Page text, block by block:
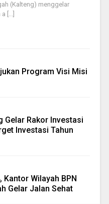
(Kalteng) menggelar
[...]
Program Visi Misi
Gelar Rakor Investasi
Investasi Tahun
Kantor Wilayah BPN
Gelar Jalan Sehat